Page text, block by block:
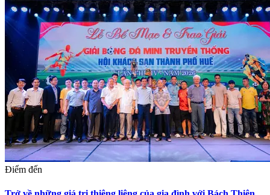
Điểm đến